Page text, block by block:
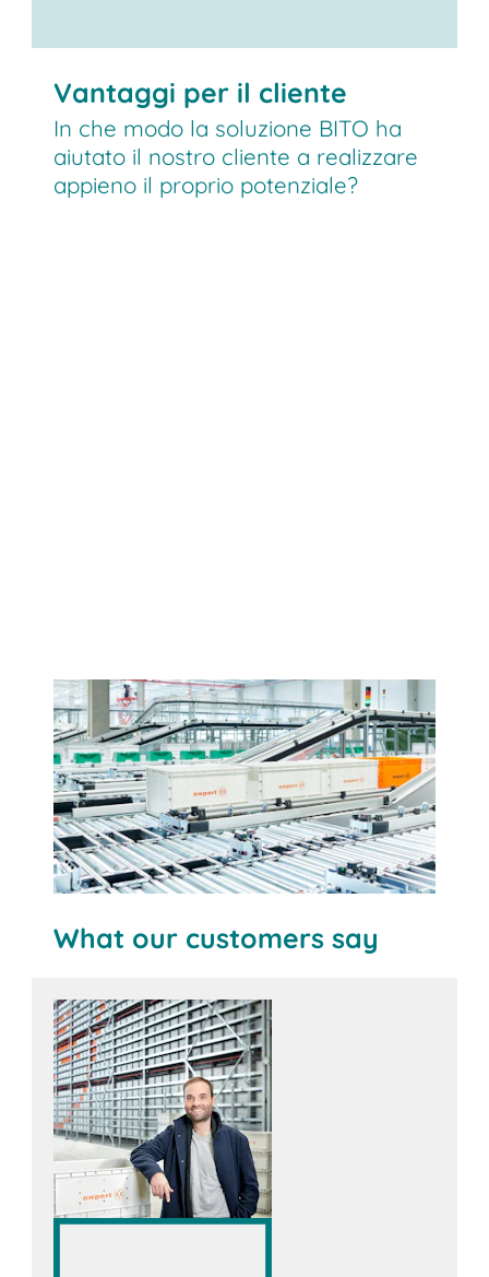
Vantaggi per il cliente
In che modo la soluzione BITO ha
aiutato il nostro cliente a realizzare
appieno il proprio potenziale?
What our customers say